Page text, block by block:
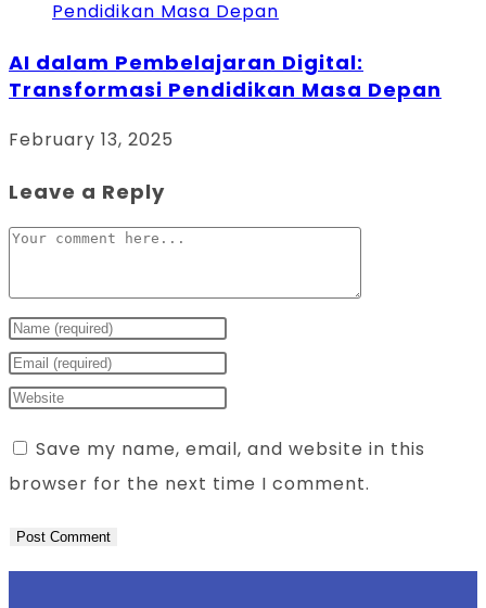
AI dalam Pembelajaran Digital:
Transformasi Pendidikan Masa Depan
February 13, 2025
Leave a Reply
Save my name, email, and website in this
browser for the next time I comment.